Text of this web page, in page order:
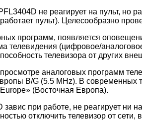
не реагирует на пульт, но
пульт). Целесообразно
программ, появляется
телевидения (цифровое/
телевизора от других
аналоговых программ
B/G (5.5 MHz). В современных
(Восточная Европа).
при работе, не реагирует ни
отключить телевизор от